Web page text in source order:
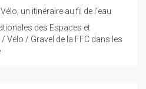
un itinéraire au fil de l’eau
des Espaces et
Vélo / Gravel de la FFC dans les